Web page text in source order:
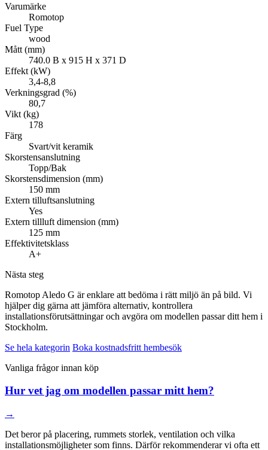
Varumärke
Romotop
Fuel Type
wood
Mått (mm)
740.0 B x 915 H x 371 D
Effekt (kW)
3,4-8,8
Verkningsgrad (%)
80,7
Vikt (kg)
178
Färg
Svart/vit keramik
Skorstensanslutning
Topp/Bak
Skorstensdimension (mm)
150 mm
Extern tilluftsanslutning
Yes
Extern tillluft dimension (mm)
125 mm
Effektivitetsklass
A+
Nästa steg
Romotop Aledo G är enklare att bedöma i rätt miljö än på bild. Vi
hjälper dig gärna att jämföra alternativ, kontrollera
installationsförutsättningar och avgöra om modellen passar ditt hem i
Stockholm.
Se hela kategorin Boka kostnadsfritt hembesök
Vanliga frågor innan köp
Hur vet jag om modellen passar mitt hem?
→
Det beror på placering, rummets storlek, ventilation och vilka
installationsmöjligheter som finns. Därför rekommenderar vi ofta ett